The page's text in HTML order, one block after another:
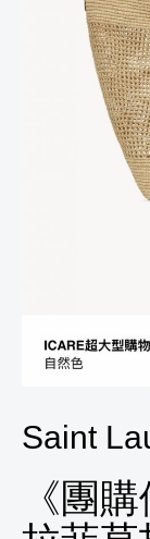
Saint
《團